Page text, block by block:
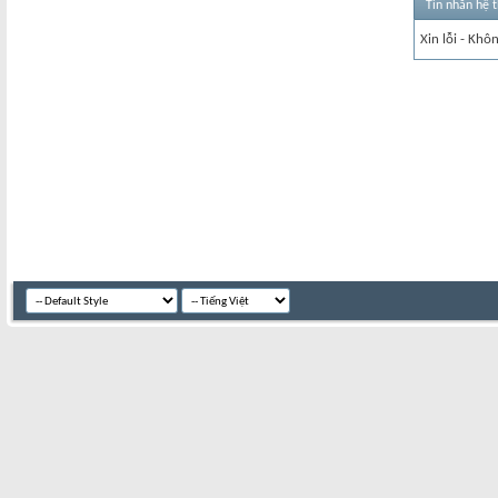
Tin nhắn hệ
Xin lỗi -